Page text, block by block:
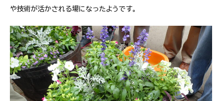
や技術が活かされる場になったようです。